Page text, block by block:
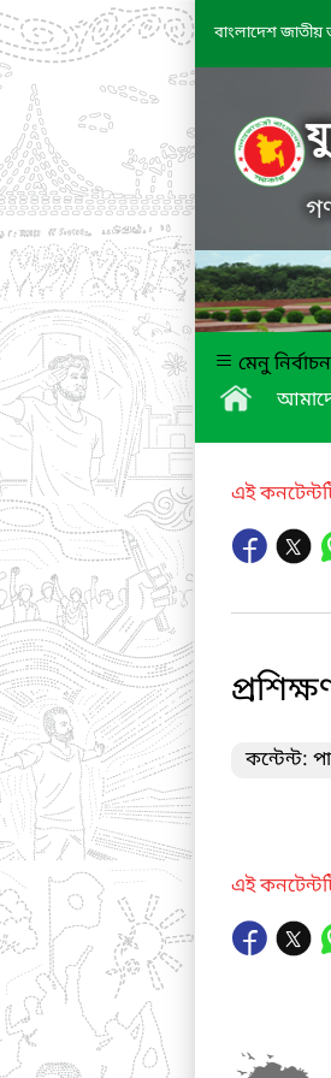
বাংলাদেশ জাতীয়
মেনু
এই
কন্টেন্ট:
এই